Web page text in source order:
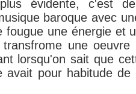
évidente, c'est
baroque avec
fougue une énergie et
une
lorsqu'on sait que
avait pour habitude